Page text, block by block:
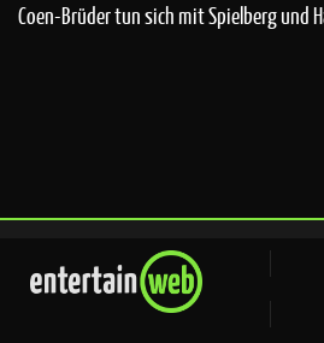
Coen-Brüder tun sich mit Spielberg und